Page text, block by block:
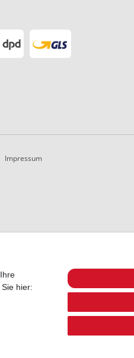
Impressum
hier: